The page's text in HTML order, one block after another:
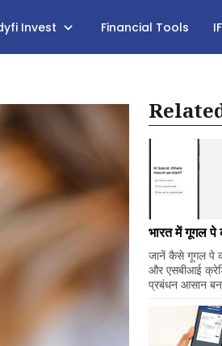
Invest Financial Tools
भारत में गूगल
जानें कैसे गूगल पे
और एसबीआई
प्रबंधन आसान